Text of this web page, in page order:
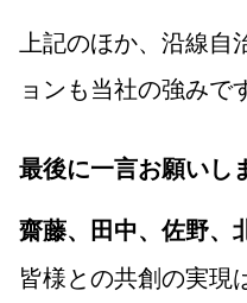
上記のほか、沿線自
ョンも当社の強みで
最後に一言お願いし
齋藤、田中、佐野、
皆様との共創の実現